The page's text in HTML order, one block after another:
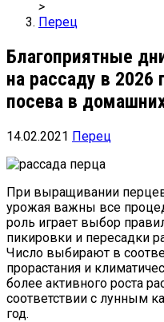
>
Перец
Благоприятные
на рассаду в 2026
посева в
14.02.2021 Перец
При выращивании
урожая важны все
роль играет выбор
пикировки и пересадки
Число выбирают в
прорастания и
более активного роста
соответствии с лунным
год.